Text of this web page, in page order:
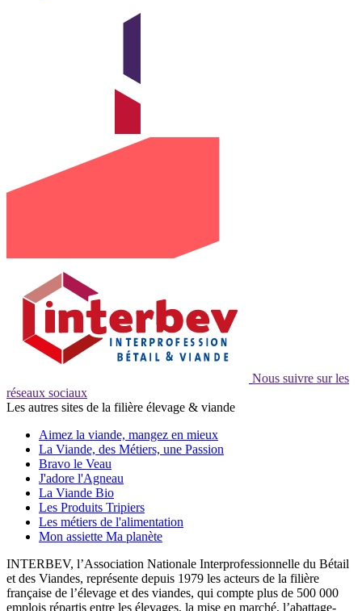
Nous suivre sur les
réseaux sociaux
Les autres sites de la filière élevage & viande
Aimez la viande, mangez en mieux
La Viande, des Métiers, une Passion
Bravo le Veau
J'adore l'Agneau
La Viande Bio
Les Produits Tripiers
Les métiers de l'alimentation
Mon assiette Ma planète
INTERBEV, l’Association Nationale Interprofessionnelle du Bétail
et des Viandes, représente depuis 1979 les acteurs de la filière
française de l’élevage et des viandes, qui compte plus de 500 000
emplois répartis entre les élevages, la mise en marché, l’abattage-